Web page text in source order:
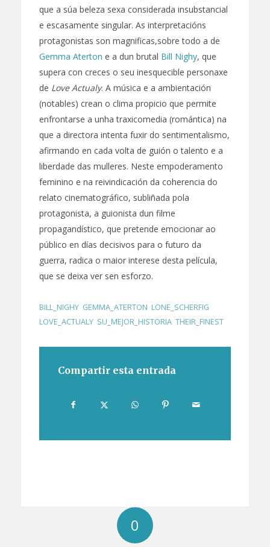
que a súa beleza sexa considerada insubstancial
e escasamente singular. As interpretacións
protagonistas son magnificas,sobre todo a de
Gemma Aterton e a dun brutal Bill Nighy, que
supera con creces o seu inesquecible personaxe
de Love Actualy. A música e a ambientación
(notables) crean o clima propicio que permite
enfrontarse a unha traxicomedia (romántica) na
que a directora intenta fuxir do sentimentalismo,
afirmando en cada volta de guión o talento e a
liberdade das mulleres. Neste empoderamento
feminino e na reivindicación da coherencia do
relato cinematográfico, subliñada pola
protagonista, a guionista dun filme
propagandístico, que pretende emocionar ao
público en días decisivos para o futuro da
guerra, radica o maior interese desta película,
que se deixa ver sen esforzo.
BILL_NIGHY, GEMMA_ATERTON LONE_SCHERFIG
LOVE_ACTUALY, SU_MEJOR_HISTORIA, THEIR_FINEST
Compartir esta entrada
0